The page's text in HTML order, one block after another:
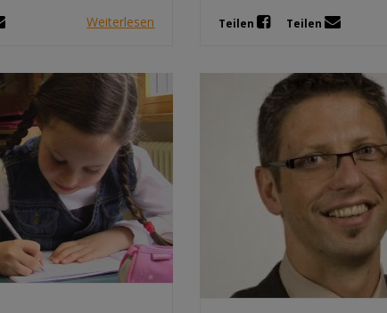
Weiterlesen Teilen Teilen